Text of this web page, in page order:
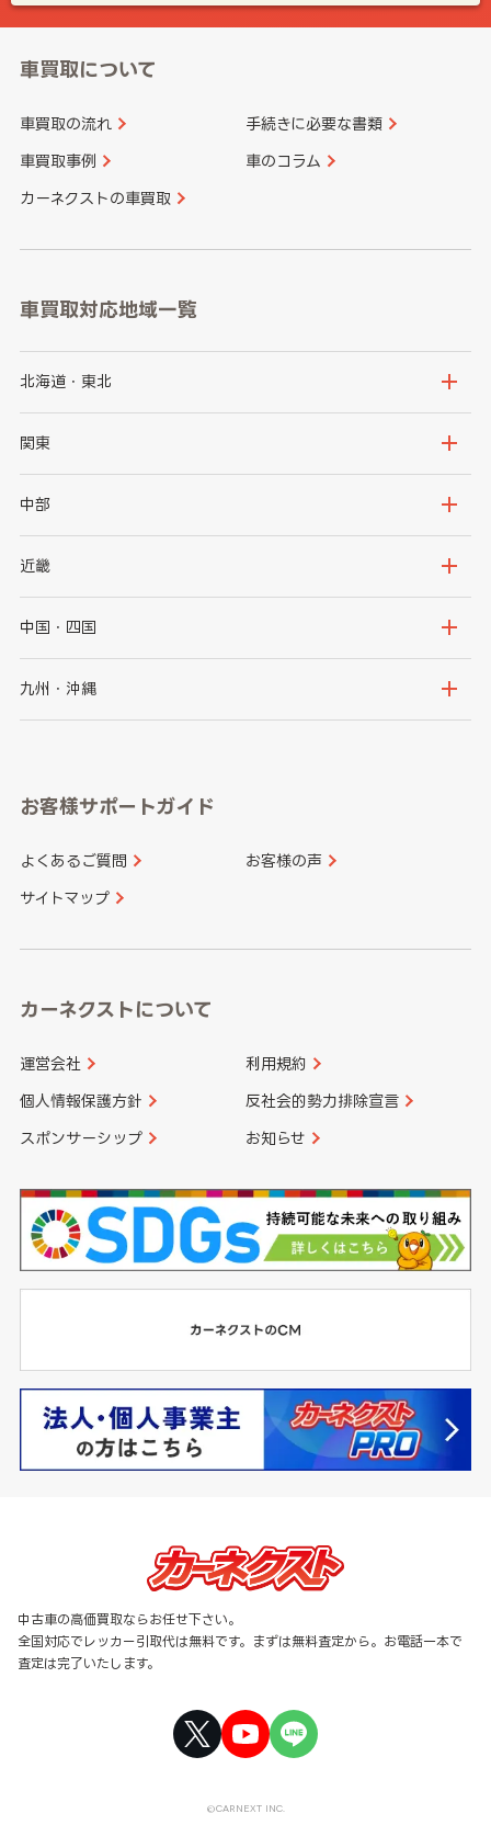
車買取について
車買取の流れ 手続きに必要な書類
車買取事例 車のコラム
カーネクストの車買取
車買取対応地域一覧
北海道・東北
北海道
岩手県
秋田県
関東
茨城県
群馬県
千葉県
中部
新潟県
石川県
山梨県
愛知県
近畿
大阪府
京都府
和歌山県
中国・四国
鳥取県
山口県
香川県 愛媛県
九州・沖縄
長崎県
大分県 宮崎県
お客様サポートガイド
よくあるご質問 お客様の声
サイトマップ
カーネクストについて
運営会社 利用規約
個人情報保護方針 反社会的勢力排除宣言
スポンサーシップ お知らせ
中古車の高価買取ならお任せ下さい。
全国対応でレッカー引取代は無料です。まずは無料査定から。お電話一本で
査定は完了いたします。
©CARNEXT INC.